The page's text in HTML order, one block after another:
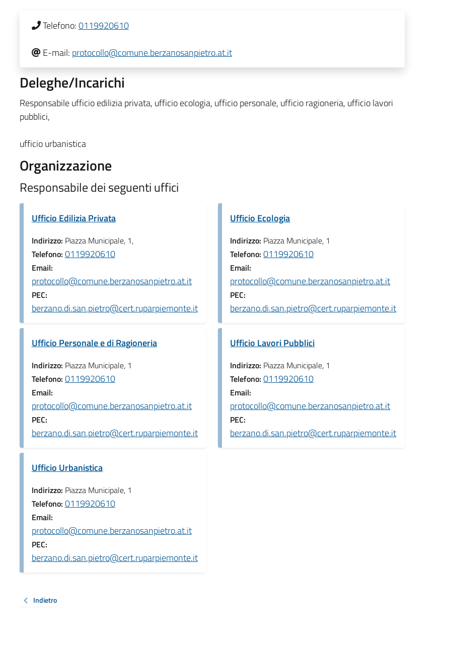
Telefono:0119920610
E-mail: protocollo@comune.berzanosanpietro.at.it
Deleghe/Incarichi
Responsabile ufficio edilizia privata, ufficio ecologia, ufficio personale, ufficio ragioneria, ufficio lavori
pubblici,
ufficio urbanistica
Organizzazione
Responsabile dei seguenti uffici
Ufficio Edilizia Privata
Indirizzo: Piazza Municipale, 1,
Telefono: 0119920610
Email:
protocollo@comune.berzanosanpietro.at.it
PEC:
berzano.di.san.pietro@cert.ruparpiemonte.it
Ufficio Ecologia
Indirizzo: Piazza Municipale, 1
Telefono:0119920610
Email:
protocollo@comune.berzanosanpietro.at.it
PEC:
berzano.di.san.pietro@cert.ruparpiemonte.it
Ufficio Personale e di Ragioneria
Indirizzo: Piazza Municipale, 1
Telefono: 0119920610
Email:
protocollo@comune.berzanosanpietro.at.it
PEC:
berzano.di.san.pietro@cert.ruparpiemonte.it
Ufficio Lavori Pubblici
Indirizzo: Piazza Municipale, 1
Telefono:0119920610
Email:
protocollo@comune.berzanosanpietro.at.it
PEC:
berzano.di.san.pietro@cert.ruparpiemonte.it
Ufficio Urbanistica
Indirizzo: Piazza Municipale, 1
Telefono: 0119920610
Email:
protocollo@comune.berzanosanpietro.at.it
PEC:
berzano.di.san.pietro@cert.ruparpiemonte.it
Indietro